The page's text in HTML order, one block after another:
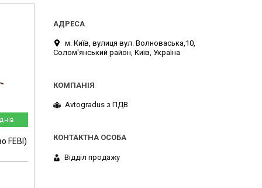
FEBI)
м. Київ, вулиця вул. Волноваська,10,
Солом'янський район, Київ, Україна
Avtogradus з ПДВ
Відділ продажу